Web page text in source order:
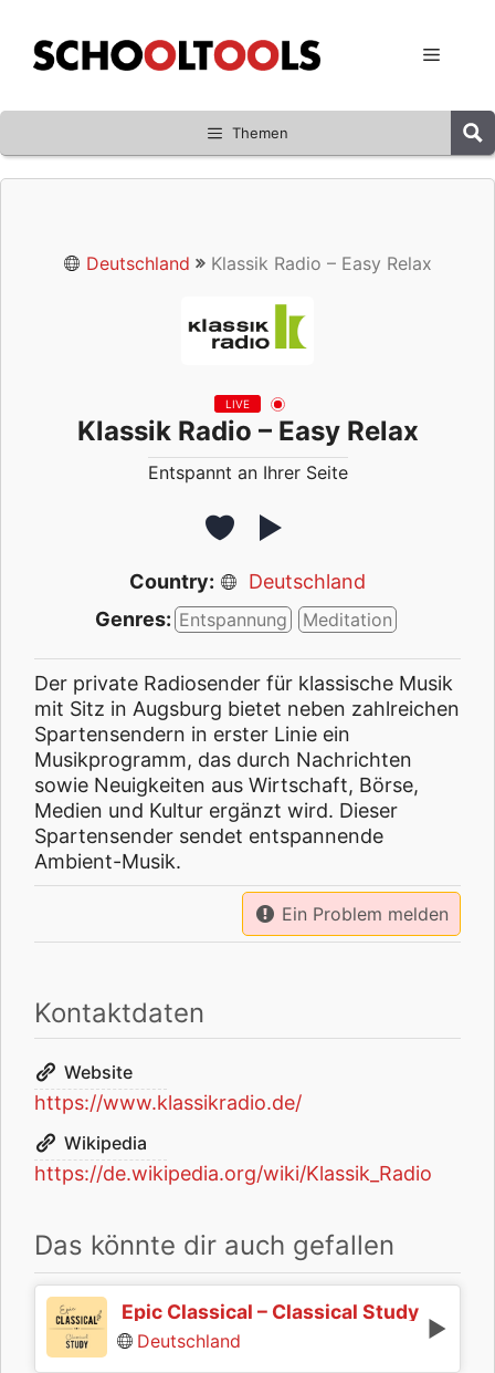
Inhalt
springen
Menü
Themen
Deutschland Klassik Radio – Easy Relax
LIVE
Klassik Radio – Easy Relax
Entspannt an Ihrer Seite
Country:
Deutschland
Genres: Entspannung Meditation
Der private Radiosender für klassische Musik
mit Sitz in Augsburg bietet neben zahlreichen
Spartensendern in erster Linie ein
Musikprogramm, das durch Nachrichten
sowie Neuigkeiten aus Wirtschaft, Börse,
Medien und Kultur ergänzt wird. Dieser
Spartensender sendet entspannende
Ambient-Musik.
Ein Problem melden
Kontaktdaten
Website
https://www.klassikradio.de/
Wikipedia
https://de.wikipedia.org/wiki/Klassik_Radio
Das könnte dir auch gefallen
Epic Classical – Classical Study
Deutschland